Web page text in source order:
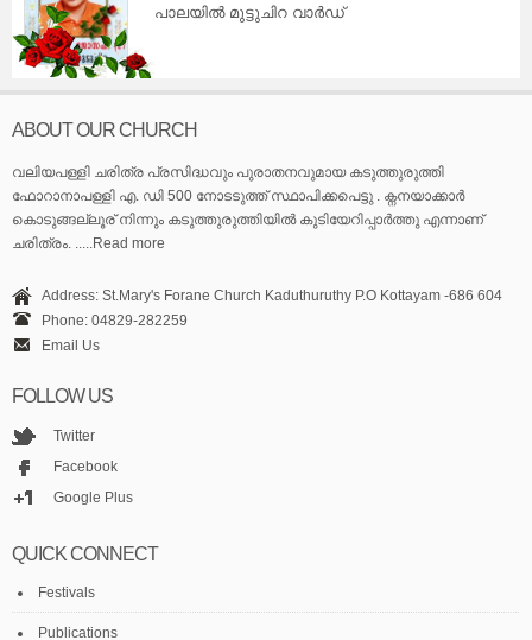
പാലയിൽ മുട്ടുചിറ വാർഡ്
ABOUT OUR CHURCH
വലിയപള്ളി ചരിത്ര പ്രസിദ്ധവും പുരാതനവുമായ കടുത്തുരുത്തി
ഫോറാനാപള്ളി എ. ഡി 500 നോടടുത്ത് സ്ഥാപിക്കപെട്ടു . ക്നനയാക്കാർ
കൊടുങ്ങല്ലൂര് നിന്നും കടുത്തുരുത്തിയിൽ കുടിയേറിപ്പാർത്തു എന്നാണ്
ചരിത്രം. .....Read more
Address: St.Mary's Forane Church Kaduthuruthy P.O Kottayam -686 604
Phone: 04829-282259
Email Us
FOLLOW US
Twitter
Facebook
Google Plus
QUICK CONNECT
Festivals
Publications